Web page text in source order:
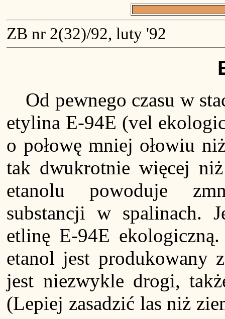
ZB nr 2(32)/92, luty '92
Od pewnego czasu w
etylina E-94E (vel
o połowę mniej ołowiu
tak dwukrotnie więcej
etanolu powoduje
substancji w spalinach.
etlinę E-94E
etanol jest produkowany
jest niezwykle drogi,
(Lepiej zasadzić las niż